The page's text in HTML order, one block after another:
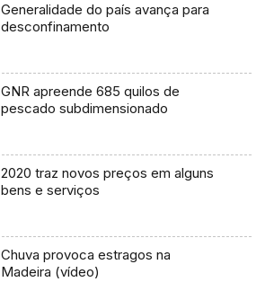
Generalidade do país avança para
desconfinamento
GNR apreende 685 quilos de
pescado subdimensionado
2020 traz novos preços em alguns
bens e serviços
Chuva provoca estragos na
Madeira (vídeo)